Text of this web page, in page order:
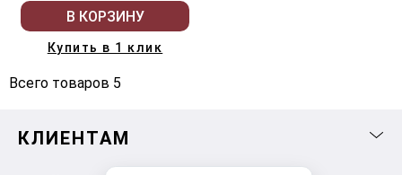
В КОРЗИНУ
Купить в 1 клик
Всего товаров 5
КЛИЕНТАМ